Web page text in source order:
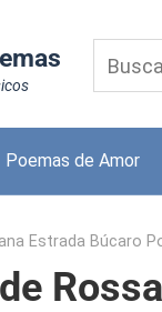
Poemas de Amor
Estrada Búcaro